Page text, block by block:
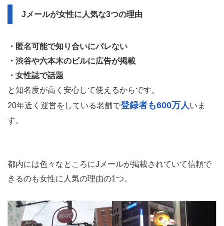
Jメールが女性に人気な3つの理由
・匿名可能で知り合いにバレない
・渋谷や六本木のビルに広告が掲載
・女性誌で話題
と知名度が高く安心して使えるからです。
20年近く運営をしている老舗で登録者も600万人いま
す。
都内には色々なところにJメールが掲載されていて信頼で
きるのも女性に人気の理由の1つ。